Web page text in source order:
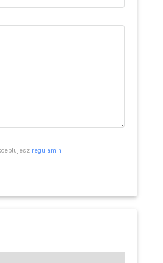
regulamin